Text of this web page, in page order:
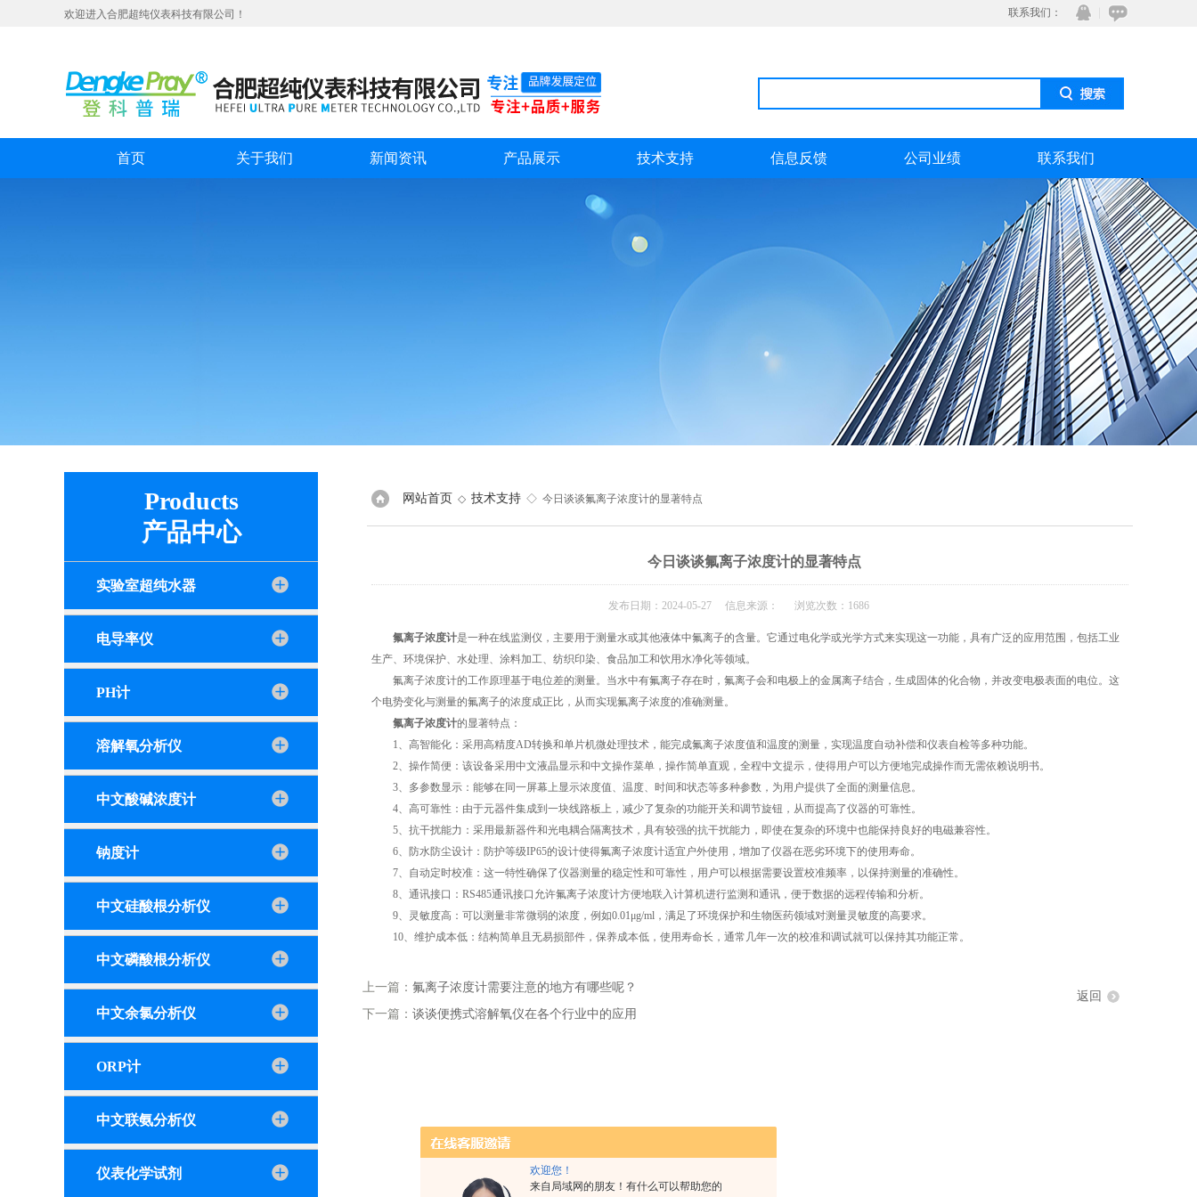
欢迎您！
来自局域网的朋友！有什么可以帮助您的
欢迎进入合肥超纯仪表科技有限公司！ 联系我们：
在线咨
QQ
首页 关于我们 新闻资讯 产品展示 技术支持 信息反馈 公司业绩 联系我们
Products
产品中心
实验室超纯水器
电导率仪
PH计
溶解氧分析仪
中文酸碱浓度计
钠度计
中文硅酸根分析仪
中文磷酸根分析仪
中文余氯分析仪
ORP计
中文联氨分析仪
仪表化学试剂
网站首页 ◇ 技术支持 ◇ 今日谈谈氟离子浓度计的显著特点
今日谈谈氟离子浓度计的显著特点
发布日期：2024-05-27 信息来源： 浏览次数：1686
氟离子浓度计是一种在线监测仪，主要用于测量水或其他液体中氟离子的含量。它通过电化学或光学方式来实现这一功能，具有广泛的应用范围，包括工业
生产、环境保护、水处理、涂料加工、纺织印染、食品加工和饮用水净化等领域。
氟离子浓度计的工作原理基于电位差的测量。当水中有氟离子存在时，氟离子会和电极上的金属离子结合，生成固体的化合物，并改变电极表面的电位。这
个电势变化与测量的氟离子的浓度成正比，从而实现氟离子浓度的准确测量。
氟离子浓度计的显著特点：
1、高智能化：采用高精度AD转换和单片机微处理技术，能完成氟离子浓度值和温度的测量，实现温度自动补偿和仪表自检等多种功能。
2、操作简便：该设备采用中文液晶显示和中文操作菜单，操作简单直观，全程中文提示，使得用户可以方便地完成操作而无需依赖说明书。
3、多参数显示：能够在同一屏幕上显示浓度值、温度、时间和状态等多种参数，为用户提供了全面的测量信息。
4、高可靠性：由于元器件集成到一块线路板上，减少了复杂的功能开关和调节旋钮，从而提高了仪器的可靠性。
5、抗干扰能力：采用最新器件和光电耦合隔离技术，具有较强的抗干扰能力，即使在复杂的环境中也能保持良好的电磁兼容性。
6、防水防尘设计：防护等级IP65的设计使得氟离子浓度计适宜户外使用，增加了仪器在恶劣环境下的使用寿命。
7、自动定时校准：这一特性确保了仪器测量的稳定性和可靠性，用户可以根据需要设置校准频率，以保持测量的准确性。
8、通讯接口：RS485通讯接口允许氟离子浓度计方便地联入计算机进行监测和通讯，便于数据的远程传输和分析。
9、灵敏度高：可以测量非常微弱的浓度，例如0.01μg/ml，满足了环境保护和生物医药领域对测量灵敏度的高要求。
10、维护成本低：结构简单且无易损部件，保养成本低，使用寿命长，通常几年一次的校准和调试就可以保持其功能正常。
上一篇： 氟离子浓度计需要注意的地方有哪些呢？
下一篇： 谈谈便携式溶解氧仪在各个行业中的应用
返回